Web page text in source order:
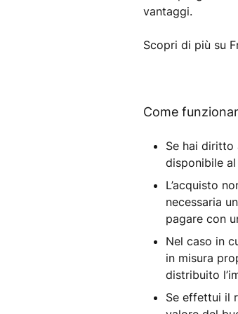
vantaggi.
Scopri di più su
Come
Se hai diritto
disponibile
L’acquisto
necessaria
pagare con
Nel caso in
in misura
distribuito
Se effettui il